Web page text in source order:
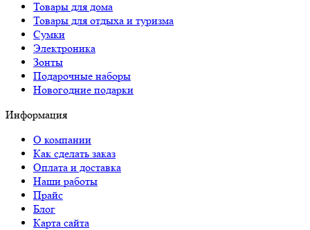
Товары для дома
Товары для отдыха и туризма
Сумки
Электроника
Зонты
Подарочные наборы
Новогодние подарки
Информация
О компании
Как сделать заказ
Оплата и доставка
Наши работы
Прайс
Блог
Карта сайта